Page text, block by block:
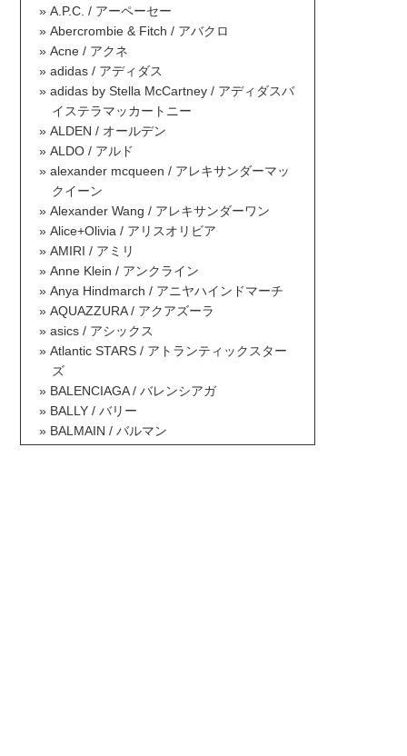
A.P.C. / アーペーセー
Abercrombie & Fitch / アバクロ
Acne / アクネ
adidas / アディダス
adidas by Stella McCartney / アディダスバ
イステラマッカートニー
ALDEN / オールデン
ALDO / アルド
alexander mcqueen / アレキサンダーマッ
クイーン
Alexander Wang / アレキサンダーワン
Alice+Olivia / アリスオリビア
AMIRI / アミリ
Anne Klein / アンクライン
Anya Hindmarch / アニヤハインドマーチ
AQUAZZURA / アクアズーラ
asics / アシックス
Atlantic STARS / アトランティックスター
ズ
BALENCIAGA / バレンシアガ
BALLY / バリー
BALMAIN / バルマン